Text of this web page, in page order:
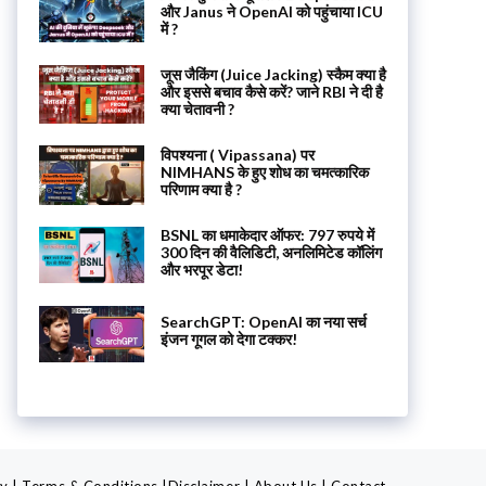
और Janus ने OpenAI को पहुंचाया ICU
में ?
जूस जैकिंग (Juice Jacking) स्कैम क्या है
और इससे बचाव कैसे करें? जाने RBI ने दी है
क्या चेतावनी ?
विपश्यना ( Vipassana) पर
NIMHANS के हुए शोध का चमत्कारिक
परिणाम क्या है ?
BSNL का धमाकेदार ऑफर: 797 रुपये में
300 दिन की वैलिडिटी, अनलिमिटेड कॉलिंग
और भरपूर डेटा!
SearchGPT: OpenAI का नया सर्च
इंजन गूगल को देगा टक्कर!